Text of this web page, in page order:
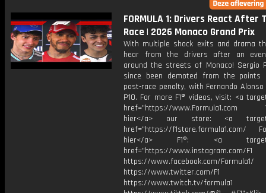
FORMULA 1: Drivers React After
Race | 2026 Monaco Grand Prix
With multiple shock exits and drama
hear from the drivers after an
around the streets of Monaco! Sergio
since been demoted from the
post-race penalty, with Fernando
P10. For more F1® videos, visit: <a
href="https://www.Formula1.com
hier</a> our store: <a
href="https://f1store.formula1.com/
hier</a> F1®: <a
href="https://www.instagram.com/F1
https://www.facebook.com/Formula1/
https://www.twitter.com/F1
https://www.twitch.tv/formula1